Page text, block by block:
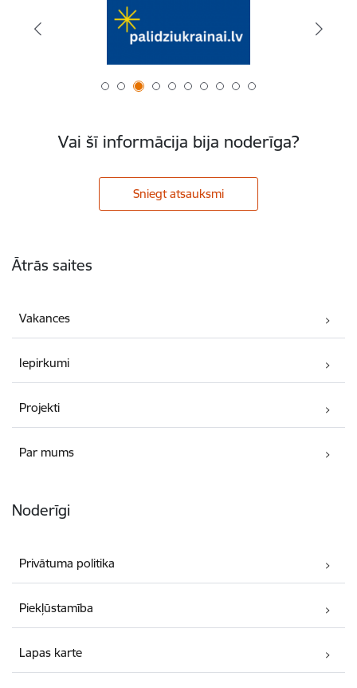
Vai šī informācija bija noderīga?
Sniegt atsauksmi
Ātrās saites
Vakances
Iepirkumi
Projekti
Par mums
Noderīgi
Privātuma politika
Piekļūstamība
Lapas karte